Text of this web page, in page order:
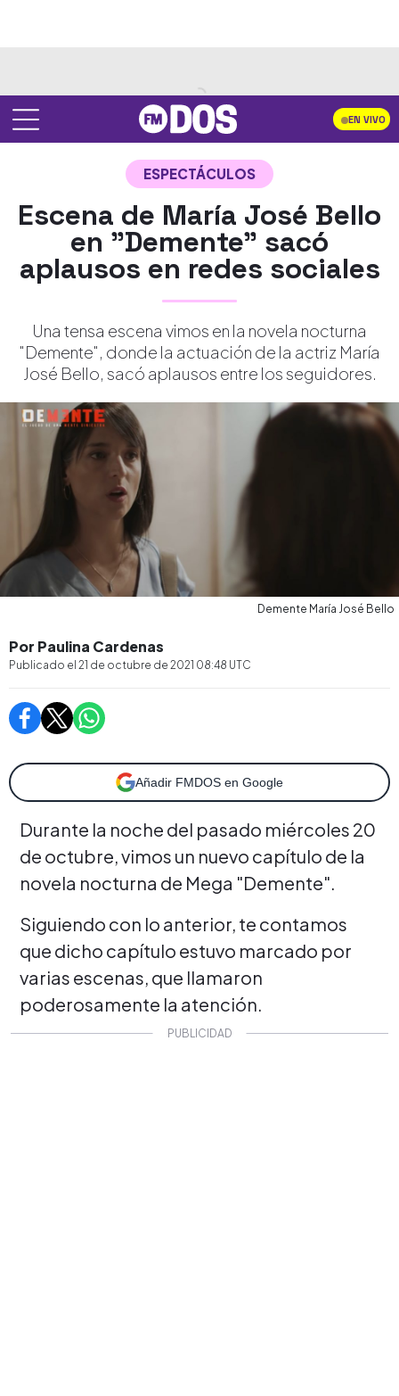
EN VIVO
ESPECTÁCULOS
Escena de María José Bello
en "Demente" sacó
aplausos en redes sociales
Una tensa escena vimos en la novela nocturna
"Demente", donde la actuación de la actriz María
José Bello, sacó aplausos entre los seguidores.
Demente María José Bello
Por Paulina Cardenas
Publicado el 21 de octubre de 2021 08:48 UTC
Añadir FMDOS en Google
Durante la noche del pasado miércoles 20
de octubre, vimos un nuevo capítulo de la
novela nocturna de Mega "Demente".
Siguiendo con lo anterior, te contamos
que dicho capítulo estuvo marcado por
varias escenas, que llamaron
poderosamente la atención.